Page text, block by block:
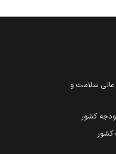
عالی سلامت و
کشور
کشور